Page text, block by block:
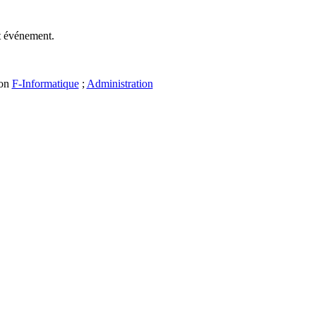
F-Informatique;Administration